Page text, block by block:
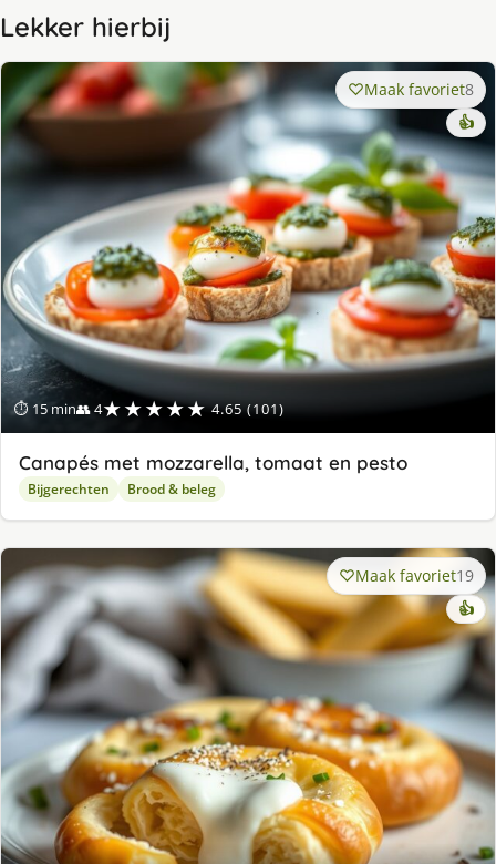
Lekker hierbij
⏱ 15 min👥 4★★★★★ 4.65 (101)
Maak favoriet8
👍
Canapés met mozzarella, tomaat en pesto
Bijgerechten Brood & beleg
Maak favoriet19
👍